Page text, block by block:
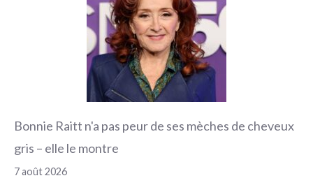
Bonnie Raitt n'a pas peur de ses mèches de cheveux
gris – elle le montre
7 août 2026